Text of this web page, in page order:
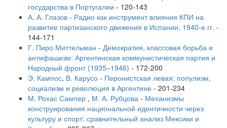
государства в Португалии - 120-143
А. А. Глазов - Радио как инструмент влияния КПИ на
развитие партизанского движения в Испании, 1940-е гг. -
144-171
Г. Пиро Миттельман - Демократия, классовая борьба и
антифашизм: Аргентинская коммунистическая партия и
Народный фронт (1935–1946) - 172-200
Э. Кампос, В. Карусо - Перонистская левая: популизм,
социализм и революция в Аргентине - 201-234
М. Рохас Сампер , М. А. Рубцова - Механизмы
конструирования национальной идентичности через
культуру и спорт: сравнительный анализ Мексики и